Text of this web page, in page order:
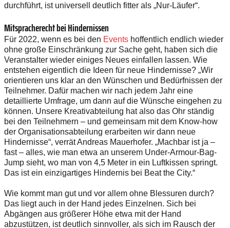
durchführt, ist universell deutlich fitter als „Nur-­Läufer“.
Mitspracherecht bei Hindernissen
Für 2022, wenn es bei den Events hoffentlich endlich wieder
ohne große Einschränkung zur Sache geht, haben sich die
Veranstalter wieder einiges Neues einfallen lassen. Wie
entstehen eigentlich die Ideen für neue Hindernisse? „Wir
orientieren uns klar an den Wünschen und Bedürfnissen der
Teilnehmer. Dafür machen wir nach jedem Jahr eine
detaillierte Umfrage, um dann auf die Wünsche eingehen zu
können. Unsere Kreativabteilung hat also das Ohr ständig
bei den Teilnehmern – und gemeinsam mit dem Know-how
der Organisationsabteilung erarbeiten wir dann neue
Hindernisse“, verrät Andreas Mauerhofer. „Machbar ist ja –
fast – alles, wie man etwa an unserem Under-Armour-Bag-
Jump sieht, wo man von 4,5 Meter in ein Luftkissen springt.
Das ist ein einzigartiges Hindernis bei Beat the City.“
Wie kommt man gut und vor ­allem ohne Blessuren durch?
Das liegt auch in der Hand jedes Einzelnen. Sich bei
Abgängen aus größerer Höhe etwa mit der Hand
abzustützen, ist deutlich sinnvoller, als sich im Rausch der